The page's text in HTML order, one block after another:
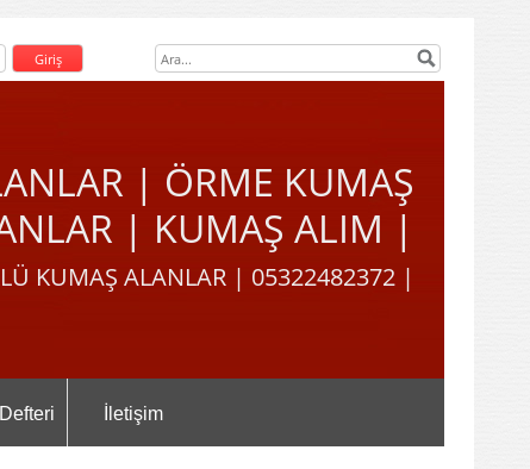
| ÖRME KUMAŞ
| KUMAŞ ALIM |
KUMAŞ ALANLAR | 05322482372 |
İletişim